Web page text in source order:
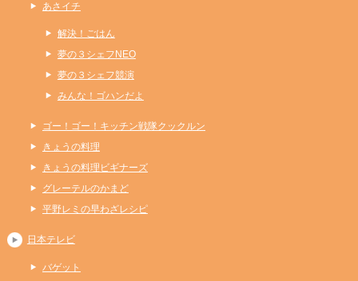
あさイチ
解決！ごはん
夢の３シェフNEO
夢の３シェフ競演
みんな！ゴハンだよ
ゴー！ゴー！キッチン戦隊クックルン
きょうの料理
きょうの料理ビギナーズ
グレーテルのかまど
平野レミの早わざレシピ
日本テレビ
バゲット